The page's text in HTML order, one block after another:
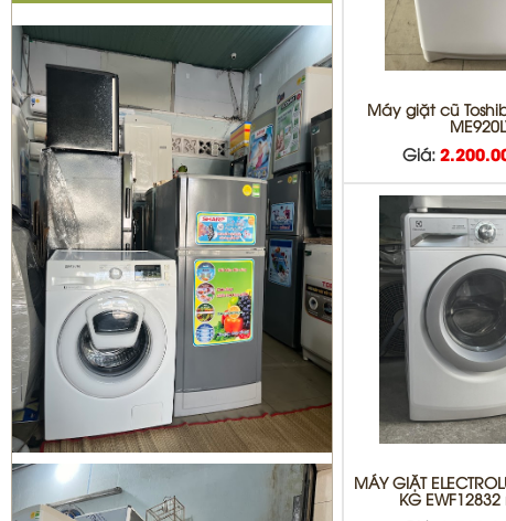
DỊCH VỤ DI DỜI THÁO VÀ LẮP ĐẶT
MÁY LẠNH QUẬN BÌNH TÂN
Sửa tủ lạnh Quận 1 | Bơm Gas tủ
lạnh Quận 1
Sửa máy giặt Quận 3 | vệ sinh máy
giặt quận 3
Máy giặt cũ
Giá:
MÁY GIẶT
KG